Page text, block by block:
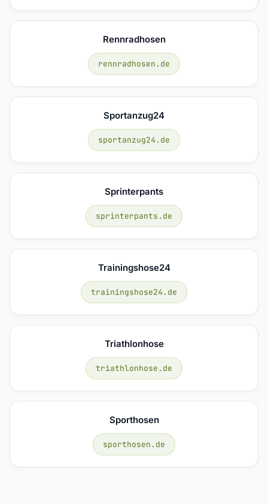
Rennradhosen
rennradhosen.de
Sportanzug24
sportanzug24.de
Sprinterpants
sprinterpants.de
Trainingshose24
trainingshose24.de
Triathlonhose
triathlonhose.de
Sporthosen
sporthosen.de